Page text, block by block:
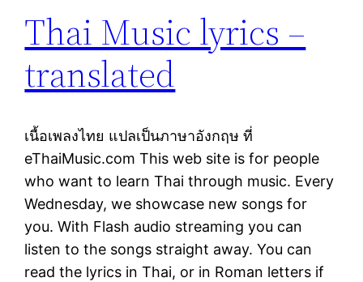
Thai Music lyrics –
translated
เนื้อเพลงไทย แปลเป็นภาษาอังกฤษ ที่
eThaiMusic.com This web site is for people
who want to learn Thai through music. Every
Wednesday, we showcase new songs for
you. With Flash audio streaming you can
listen to the songs straight away. You can
read the lyrics in Thai, or in Roman letters if